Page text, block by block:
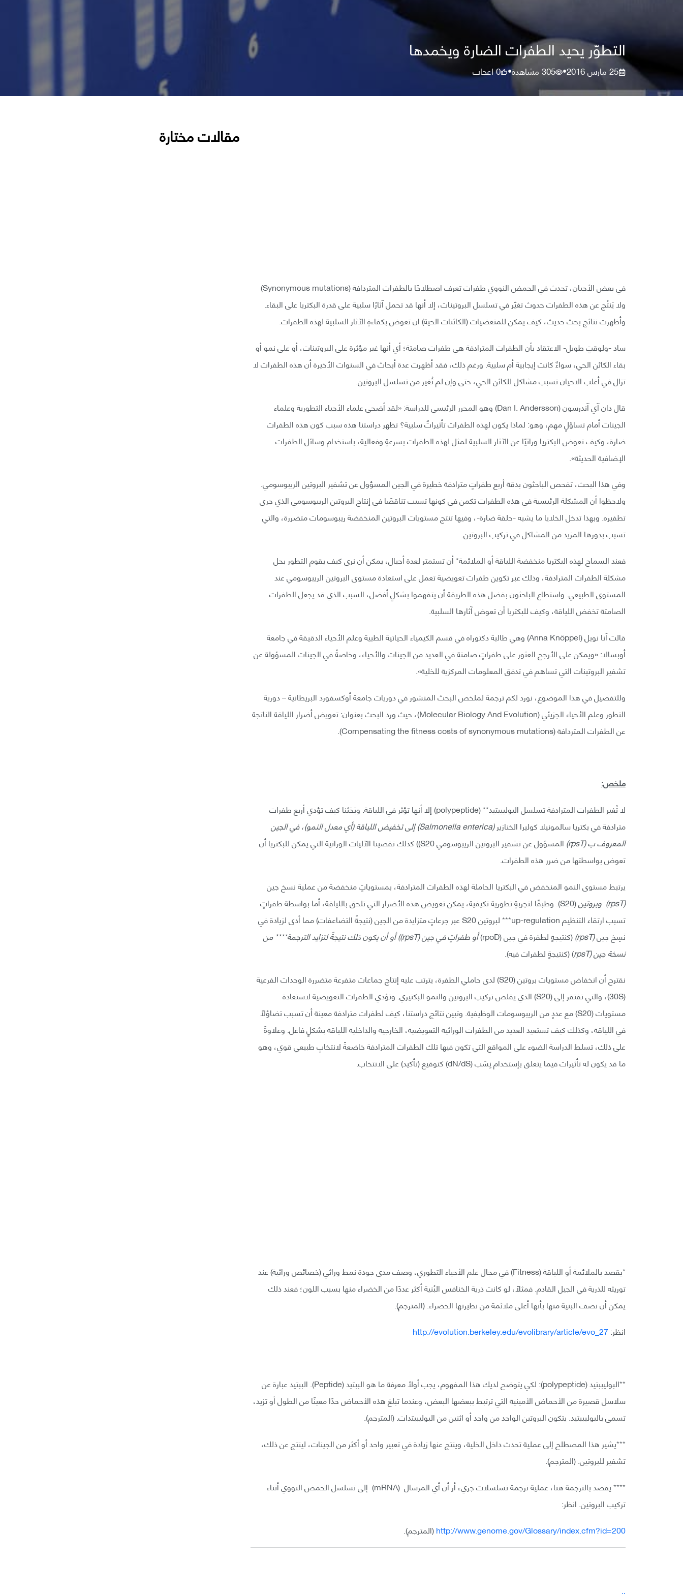
التطوّر يحيد الطفرات الضارة ويخمدها
25 مارس 2016 •
305مشاهدة•
0اعجاب
في بعض الأحيان، تحدث في الحمض النووي طفرات تعرف اصطلاحًا بالطفرات المتردافة (Synonymous mutations)
ولا يَنتُج عن هذه الطفرات حدوث تغيّر في تسلسل البروتينات، إلا أنها قد تحمل آثارًا سلبية على قدرة البكتريا على البقاء.
وأظهرت نتائج بحث حديث، كيف يمكن للمتعضيات (الكائنات الحية) ان تعوض بكفاءةٍ الآثار السلبية لهذه الطفرات.
ساد -ولوقتٍ طويل- الاعتقاد بأن الطفرات المترادفة هي طفرات صامتة؛ أي أنها غير مؤثرة على البروتينات، أو على نمو أو
بقاء الكائن الحي، سواءٌ كانت إيجابية أم سلبية. ورغم ذلك، فقد أظهرت عدة أبحاث في السنوات الأخيرة أن هذه الطفرات لا
تزال في أغلب الاحيان تسبب مشاكل للكائن الحي، حتى وإن لم تُغير من تسلسل البروتين.
قال دان آي آندرسون (Dan I. Andersson) وهو المحرر الرئيسي للدراسة: «لقد أضحى علماء الأحياء التطورية وعلماء
الجينات أمام تساؤلٍ مهم، وهو: لماذا يكون لهذه الطفرات تأثيراتٌ سلبية؟ تظهر دراستنا هذه سبب كون هذه الطفرات
ضارة، وكيف تعوض البكتريا وراثيًا عن الآثار السلبية لمثل لهذه الطفرات بسرعةٍ وفعالية، باستخدام وسائل الطفرات
الإضافية الحديثة».
وفي هذا البحث، تفحص الباحثون بدقة أربع طفراتٍ مترادفة خطيرة في الجين المسؤول عن تشفير البروتين الريبوسومي.
ولاحظوا أن المشكلة الرئيسية في هذه الطفرات تكمن في كونها تسبب تناقصًا في إنتاج البروتين الريبوسومي الذي جرى
تطفيره. وبهذا تدخل الخلايا ما يشبه -حلقة ضارة-، وفيها تنتج مستويات البروتين المنخفضة ريبوسومات متضررة، والتي
تسبب بدورها المزيد من المشاكل في تركيب البروتين.
فعند السماح لهذه البكتريا منخفضة اللياقة أو الملائمة* أن تستمتر لعدة أجيال، يمكن أن نرى كيف يقوم التطور بحل
مشكلة الطفرات المترادفة، وذلك عبر تكوين طفرات تعويضية تعمل على استعادة مستوى البروتين الريبوسومي عند
المستوى الطبيعي. واستطاع الباحثون بفضل هذه الطريقة أن يتفهموا بشكلٍ أفضل، السبب الذي قد يجعل الطفرات
الصامتة تخفض اللياقة، وكيف للبكتريا أن تعوض آثارها السلبية.
قالت آنا نوبل (Anna Knöppel) وهي طالبة دكتوراه في قسم الكيمياء الحياتية الطبية وعلم الأحياء الدقيقة في جامعة
أوبسالا: «ويمكن على الأرجح العثور على طفراتٍ صامتة في العديد من الجينات والأحياء، وخاصةً في الجينات المسؤولة عن
تشفير البروتينات التي تساهم في تدفق المعلومات المركزية للخلية».
وللتفصيل في هذا الموضوع، نورد لكم ترجمة لملخص البحث المنشور في دوريات جامعة أوكسفورد البريطانية – دورية
التطور وعلم الأحياء الجزيئي (Molecular Biology And Evolution)، حيث ورد البحث بعنوان: تعويض أضرار اللياقة الناتجة
عن الطفرات المتردافة (Compensating the fitness costs of synonymous mutations).
ملخص:
لا تُغير الطفرات المترادفة تسلسل البوليببتيد** (polypeptide) إلا أنها تؤثر في اللياقة. وبَحَثنا كيف تؤدي أربع طفرات
مترادفة في بكتريا سالمونيلا كوليرا الخنازير(
Salmonella enterica) إلى تخفيض اللياقة(أي معدل النمو)، في الجين
المعروف ب (rpsT
)
المسؤول عن تشفير البروتين الريبوسومي S20)) كذلك تقصينا الآليات الوراثية التي يمكن للبكتريا أن
تعوض بواسطتها من ضرر هذه الطفرات.
يرتبط مستوى النمو المنخفض في البكتريا الحاملة لهذه الطفرات المترادفة، بمستوياتٍ منخفضة من عملية نسخ جين
(
rpsT
) وبروتين
(S20). وطبقًا لتجربةٍ تطورية تكيفية، يمكن تعويض هذه الأضرار التي تلحق باللياقة، أما بواسطة طفراتٍ
تسبب ارتقاء التنظيم up-regulation*** لبروتين S20 عبر جرعاتٍ متزايدة من الجين (نتيجةً التضاعفات) مما أدى لزيادة في
نَسِخ جين(
rpsT
)(كنتيجةٍ لطفرة في جين (rpoD) أو طفراتٍ في جين (rpsT)) أو أن يكون ذلك نتيجةً لتزايد
الترجمة**** من
نسخة جين(rpsT
) (كنتيجةٍ لطفرات فيه).
نقترح أن انخفاض مستويات بروتين (S20) لدى حاملي الطفرة، يترتب عليه إنتاج جماعات متفرعة متضررة الوحدات الفرعية
(30S)، والتي تفتقر إلى (S20) الذي يقلص تركيب البروتين والنمو البكتيري. وتؤدي الطفرات التعويضية لاستعادة
مستويات (S20) مع عددٍ من الريبوسومات الوظيفية. وتبين نتائج دراستنا، كيف لطفرات مترادفة معينة أن تسبب تضاؤلًا
في اللياقة، وكذلك كيف تستعيد العديد من الطفرات الوراثية التعويضية، الخارجية والداخلية اللياقة بشكلٍ فاعل. وعلاوةً
على ذلك، تسلط الدراسة الضوء على المواقع التي تكون فيها تلك الطفرات المترادفة خاضعةً لانتخابٍ طبيعي قوي، وهو
ما قد يكون له تأثيرات فيما يتعلق بإستخدام نِسَب (dN/dS) كتوقيع (تأكيد) على الانتخاب.
*يقصد بالملائمة أو اللياقة (Fitness) في مجال علم الأحياء التطوري، وصف مدى جودة نمط وراثي (خصائص وراثية) عند
توريثه للذرية في الجيل القادم. فمثلًا، لو كانت ذرية الخنافس البُنية أكثر عددًا من الخضراء منها بسبب اللون؛ فعند ذلك
يمكن أن نصف البنية منها بأنها أعلى ملائمة من نظيرتها الخضراء. (المترجم).
انظر:http://evolution.berkeley.edu/evolibrary/article/evo_27
**البوليببتيد (polypeptide): لكي يتوضح لديك هذا المفهوم، يجب أولًا معرفة ما هو الببتيد (Peptide). الببتيد عبارة عن
سلاسل قصيرة من الأحماض الأمينية التي ترتبط ببعضها البعض، وعندما تبلغ هذه الأحماض حدًا معينًا من الطول أو تزيد،
تسمى بالبوليببتيد. يتكون البروتين الواحد من واحد أو اثنين من البوليببتدات. (المترجم).
***يشير هذا المصطلح إلى عملية تحدث داخل الخلية، وينتج عنها زيادة في تعبير واحد أو أكثر من الجينات، لينتج عن ذلك،
تشفير للبروتين. (المترجم).
**** يقصد بالترجمة هنا، عملية ترجمة تسلسلات جزيء أر أن أي المرسال (mRNA) إلى تسلسل الحمض النووي أثناء
تركيب البروتين. انظر:
http://www.genome.gov/Glossary/index.cfm?id=200(المترجم).
مقالات مختارة